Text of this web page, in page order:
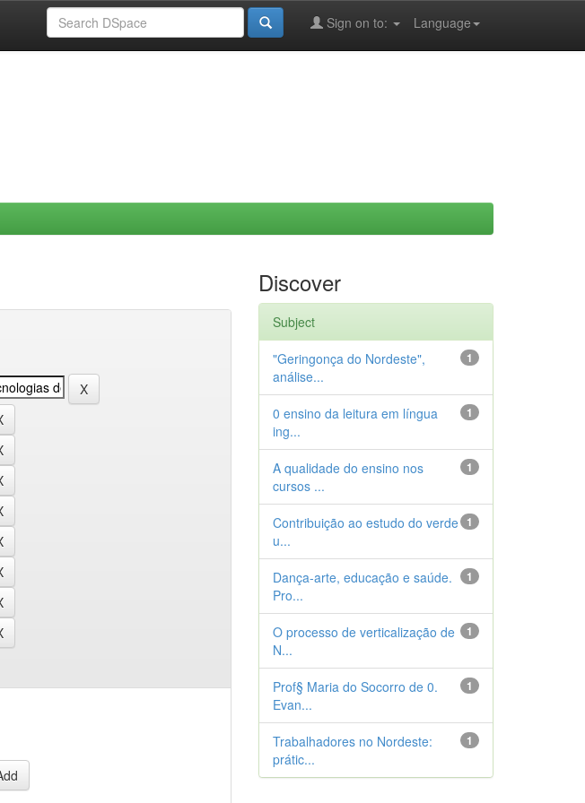
Language
Sign on to:
Discover
Subject
1
"Geringonça do Nordeste",
análise...
1
0 ensino da leitura em língua
ing...
1
A qualidade do ensino nos
cursos ...
1
Contribuição ao estudo do verde
u...
1
Dança-arte, educação e saúde.
Pro...
1
O processo de verticalização de
N...
1
Prof§ Maria do Socorro de 0.
Evan...
1
Trabalhadores no Nordeste:
prátic...